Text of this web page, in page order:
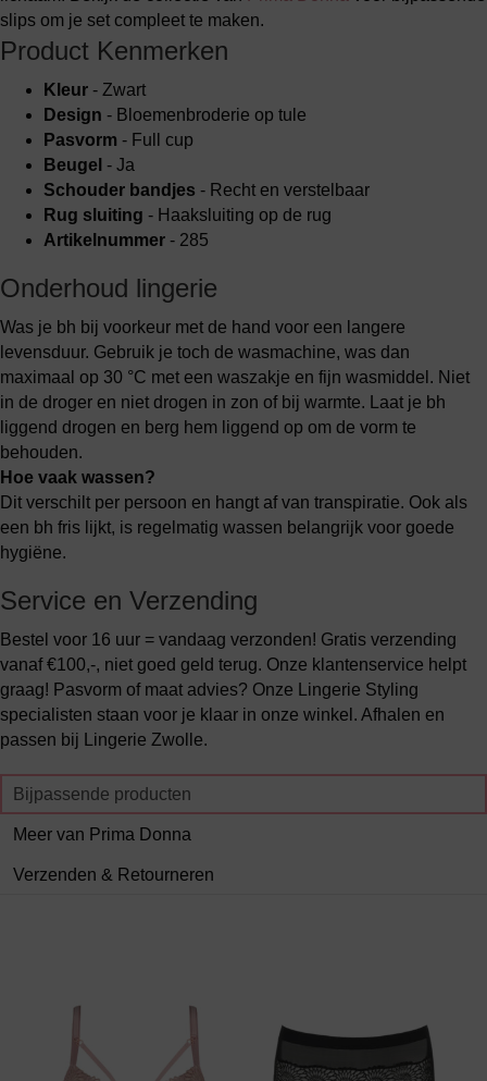
slips om je set compleet te maken.
Product Kenmerken
Kleur - Zwart
Design - Bloemenbroderie op tule
Pasvorm - Full cup
Beugel - Ja
Schouder bandjes - Recht en verstelbaar
Rug sluiting - Haaksluiting op de rug
Artikelnummer - 285
Onderhoud lingerie
Was je bh bij voorkeur met de hand voor een langere
levensduur. Gebruik je toch de wasmachine, was dan
maximaal op 30 °C met een waszakje en fijn wasmiddel. Niet
in de droger en niet drogen in zon of bij warmte. Laat je bh
liggend drogen en berg hem liggend op om de vorm te
behouden.
Hoe vaak wassen?
Dit verschilt per persoon en hangt af van transpiratie. Ook als
een bh fris lijkt, is regelmatig wassen belangrijk voor goede
hygiëne.
Service en Verzending
Bestel voor 16 uur = vandaag verzonden! Gratis verzending
vanaf €100,-, niet goed geld terug. Onze klantenservice helpt
graag! Pasvorm of maat advies? Onze Lingerie Styling
specialisten staan voor je klaar in onze winkel. Afhalen en
passen bij Lingerie Zwolle.
Bijpassende producten
Meer van Prima Donna
Verzenden & Retourneren